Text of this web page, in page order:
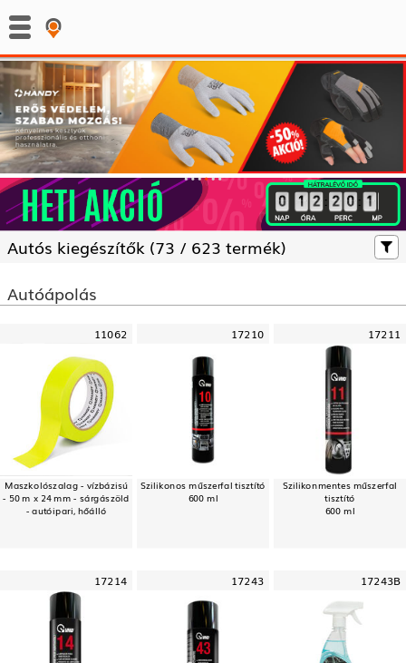
: :
Autós kiegészítők (73 / 623 termék)
Autóápolás
11062
Maszkolószalag - vízbázisú
- 50 m x 24 mm - sárgászöld
- autóipari, hőálló
17210
Szilikonos műszerfal tisztító
600 ml
17211
Szilikonmentes műszerfal
tisztító
600 ml
17214 17243 17243B